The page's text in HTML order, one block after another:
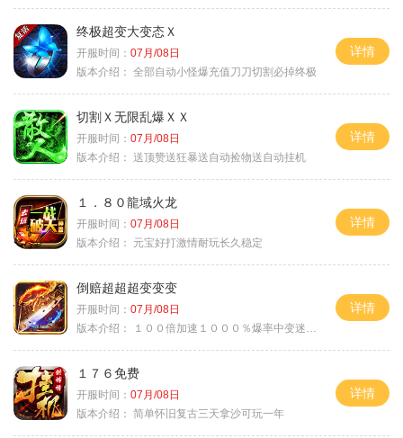
终极超变大变态Ｘ
开服时间： 07月/08日
版本介绍： 全部自动小怪爆充值刀刀切割必掉终极
详情
切割Ｘ无限乱爆ＸＸ
开服时间： 07月/08日
版本介绍： 送顶赞送狂暴送自动捡物送自动挂机
详情
１．８０龍域火龙
开服时间： 07月/08日
版本介绍：
元宝好打激情耐玩长久稳定
详情
倒赔超超超变变变
开服时间： 07月/08日
版本介绍：
１００倍加速１０００％爆率中变迷失单职
详情
１７６免费
开服时间： 07月/08日
版本介绍： 简单怀旧复古三天拿沙可玩一年
详情